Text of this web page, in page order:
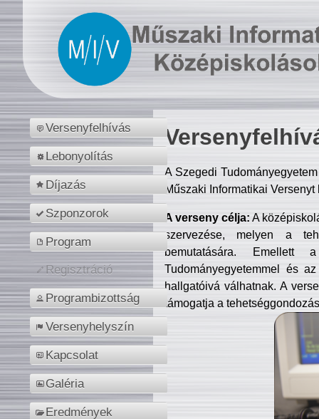
Versenyfelhívás
Lebonyolítás
Díjazás
Szponzorok
Program
Regisztráció
Programbizottság
Versenyhelyszín
Kapcsolat
Galéria
Eredmények
A Szegedi
Műszaki Informatikai
A verseny célja: A
szervezése, melyen a
bemutatására. Emellett
Tudományegyetemmel és
hallgatóivá válhatnak. A
támogatja a